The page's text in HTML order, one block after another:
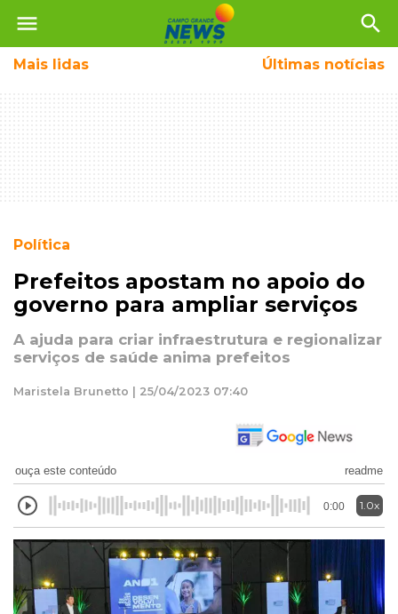
menu search
Mais lidas Últimas notícias
Política
Prefeitos apostam no apoio do
governo para ampliar serviços
A ajuda para criar infraestrutura e regionalizar
serviços de saúde anima prefeitos
Maristela Brunetto | 25/04/2023 07:40
ouça este conteúdo readme
0:00 1.0x